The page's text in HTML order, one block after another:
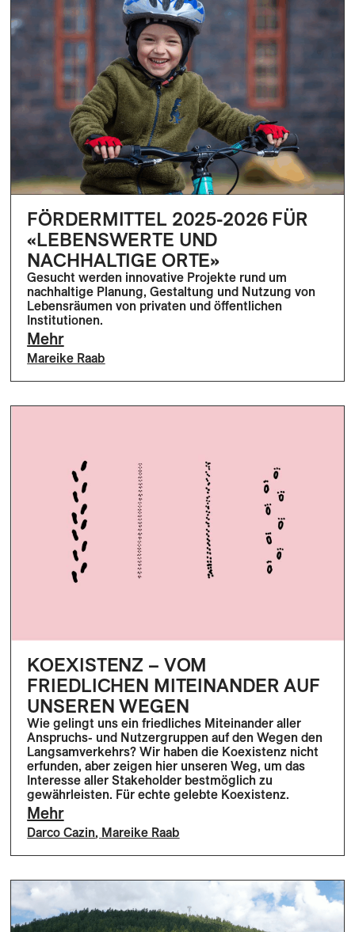
FÖRDERMITTEL 2025-2026 FÜR
«LEBENSWERTE UND
NACHHALTIGE ORTE»
Gesucht werden innovative Projekte rund um
nachhaltige Planung, Gestaltung und Nutzung von
Lebensräumen von privaten und öffentlichen
Institutionen.
Mehr
Mareike Raab
KOEXISTENZ – VOM
FRIEDLICHEN MITEINANDER AUF
UNSEREN WEGEN
Wie gelingt uns ein friedliches Miteinander aller
Anspruchs- und Nutzergruppen auf den Wegen den
Langsamverkehrs? Wir haben die Koexistenz nicht
erfunden, aber zeigen hier unseren Weg, um das
Interesse aller Stakeholder bestmöglich zu
gewährleisten. Für echte gelebte Koexistenz.
Mehr
Darco Cazin, Mareike Raab